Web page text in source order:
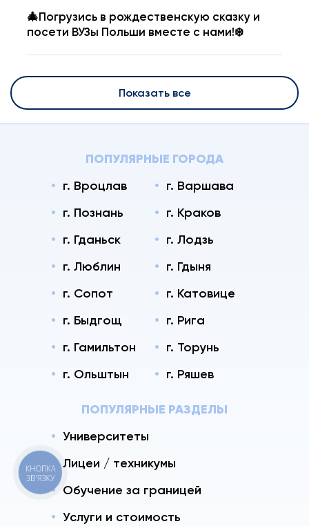
🎄Погрузись в рождественскую сказку и
посети ВУЗы Польши вместе с нами!❄️
Показать все
ПОПУЛЯРНЫЕ ГОРОДА
г. Вроцлав
г. Варшава
г. Познань
г. Краков
г. Гданьск
г. Лодзь
г. Люблин
г. Гдыня
г. Сопот
г. Катовице
г. Быдгощ
г. Рига
г. Гамильтон
г. Торунь
г. Ольштын
г. Ряшев
ПОПУЛЯРНЫЕ РАЗДЕЛЫ
Университеты
Лицеи / техникумы
Обучение за границей
Услуги и стоимость
КНОПКА
ЗВ'ЯЗКУ